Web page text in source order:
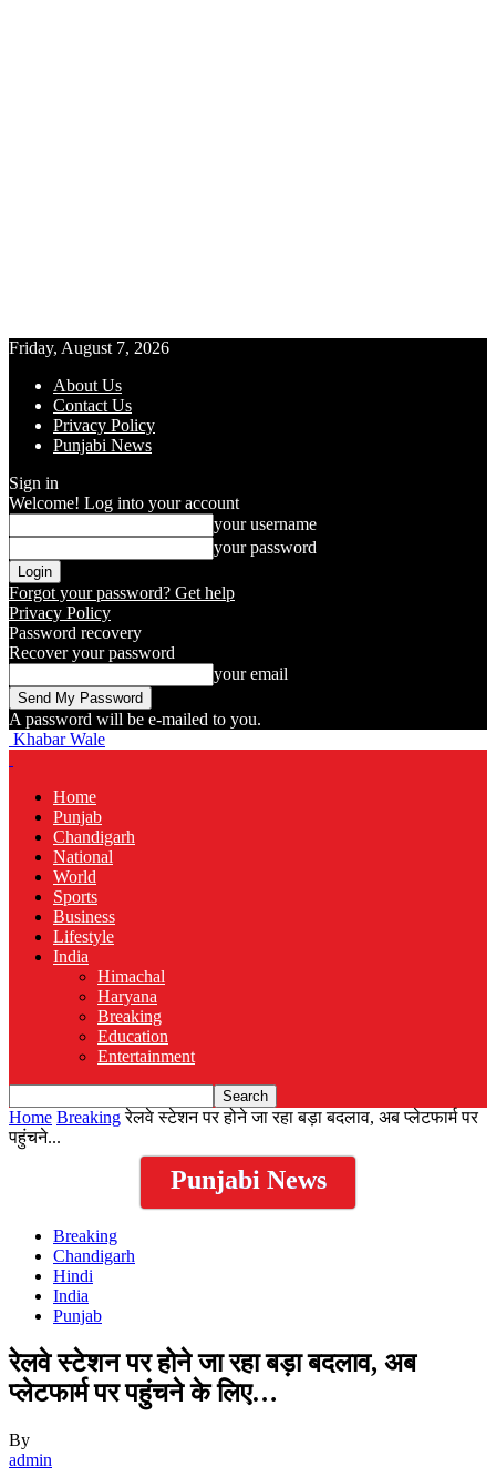
Friday, August 7, 2026
About Us
Contact Us
Privacy Policy
Punjabi News
Sign in
Welcome! Log into your account
your username
your password
Forgot your password? Get help
Privacy Policy
Password recovery
Recover your password
your email
A password will be e-mailed to you.
Khabar Wale
Home
Punjab
Chandigarh
National
World
Sports
Business
Lifestyle
India
Himachal
Haryana
Breaking
Education
Entertainment
Home Breaking रेलवे स्टेशन पर होने जा रहा बड़ा बदलाव, अब प्लेटफार्म पर
पहुंचने...
Punjabi News
Breaking
Chandigarh
Hindi
India
Punjab
रेलवे स्टेशन पर होने जा रहा बड़ा बदलाव, अब
प्लेटफार्म पर पहुंचने के लिए…
By
admin